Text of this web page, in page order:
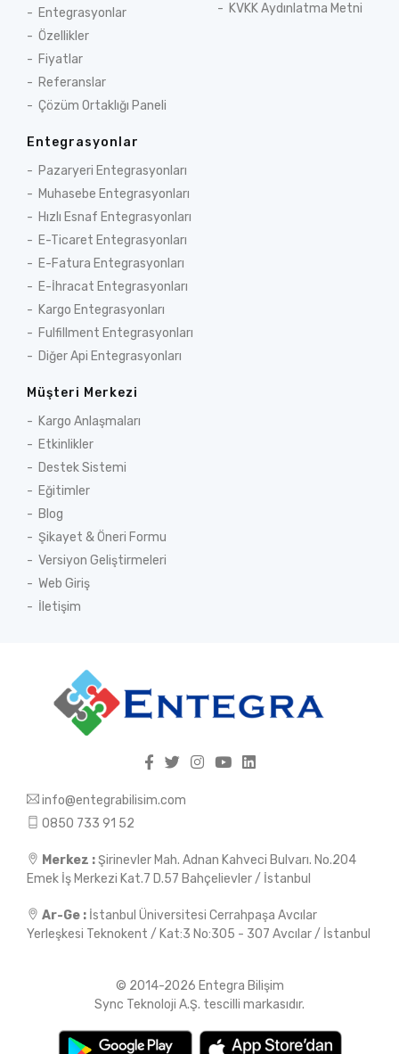
Entegrasyonlar
Özellikler
Fiyatlar
Referanslar
Çözüm Ortaklığı Paneli
KVKK Aydınlatma Metni
Entegrasyonlar
Pazaryeri Entegrasyonları
Muhasebe Entegrasyonları
Hızlı Esnaf Entegrasyonları
E-Ticaret Entegrasyonları
E-Fatura Entegrasyonları
E-İhracat Entegrasyonları
Kargo Entegrasyonları
Fulfillment Entegrasyonları
Diğer Api Entegrasyonları
Müşteri Merkezi
Kargo Anlaşmaları
Etkinlikler
Destek Sistemi
Eğitimler
Blog
Şikayet & Öneri Formu
Versiyon Geliştirmeleri
Web Giriş
İletişim
info@entegrabilisim.com
0850 733 91 52
Merkez :Şirinevler Mah. Adnan Kahveci Bulvarı. No.204
Emek İş Merkezi Kat.7 D.57 Bahçelievler / İstanbul
Ar-Ge : İstanbul Üniversitesi Cerrahpaşa Avcılar
Yerleşkesi Teknokent / Kat:3 No:305 - 307 Avcılar / İstanbul
© 2014-2026 Entegra Bilişim
Sync Teknoloji A.Ş. tescilli markasıdır.